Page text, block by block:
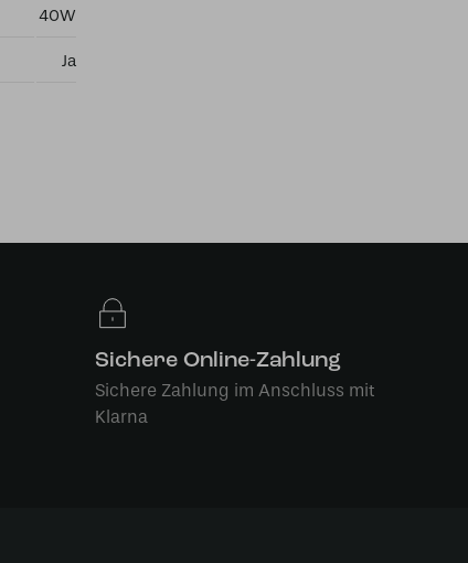
40W
Ja
Sichere Online-Zahlung
Sichere Zahlung im Anschluss mit
Klarna